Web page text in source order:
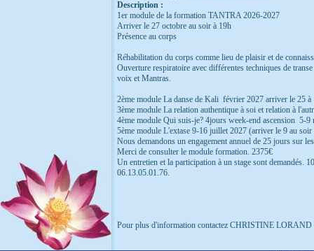
Description :
1er module de la formation TANTRA 2026-2027
Arriver le 27 octobre au soir à 19h
Présence au corps
Réhabilitation du corps comme lieu de plaisir et de
Ouverture respiratoire avec différentes techniques de
voix et Mantras.
2ème module La danse de Kali février 2027 arriver le 25 à
3ème module La relation authentique à soi et relation à
4ème module Qui suis-je? 4jours week-end ascension 5-
5ème module L'extase 9-16 juillet 2027 (arriver le 9 au soir
Nous demandons un engagement annuel de 25 jours sur
Merci de consulter le module formation. 2375€
Un entretien et la participation à un stage sont
06.13.05.01.76.
Pour plus d'information contactez CHRISTINE LORAND